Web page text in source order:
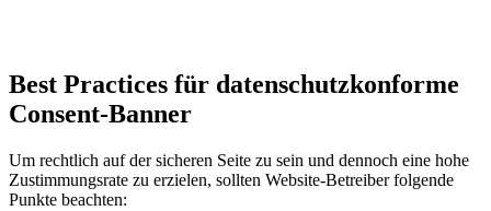
Best Prac­ti­ces für daten­schutz­kon­for­me
Con­sent-Ban­ner
Um recht­lich auf der siche­ren Sei­te zu sein und den­noch eine hohe
Zustim­mungs­ra­te zu erzie­len, soll­ten Web­site-Betrei­ber fol­gen­de
Punk­te beach­ten: